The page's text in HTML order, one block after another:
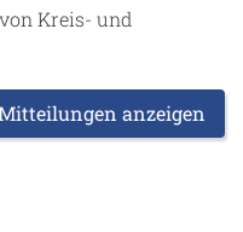
Kreis- und
anzeigen